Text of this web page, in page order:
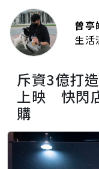
曾亭
生活
斥資3億打
上映 快閃
購